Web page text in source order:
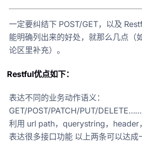
一定要纠结下 POST/GET，以及
能明确列出来的好处，就那么几点（
论区里补充）。
Restful优点如下：
表达不同的业务动作语义：
GET/POST/PATCH/PUT/
利用 url path，querystring，header
表达很多接口功能 以上两条可以达成